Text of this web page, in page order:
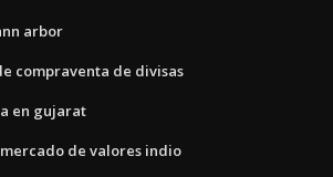
arbor
compraventa de divisas
en gujarat
de valores indio